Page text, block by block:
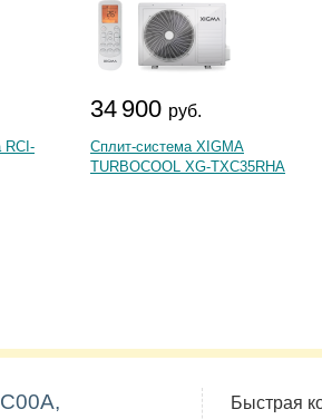
RCI-
34 900 руб.
Сплит-система XIGMA
TURBOCOOL XG-TXC35RHA
Быстрая